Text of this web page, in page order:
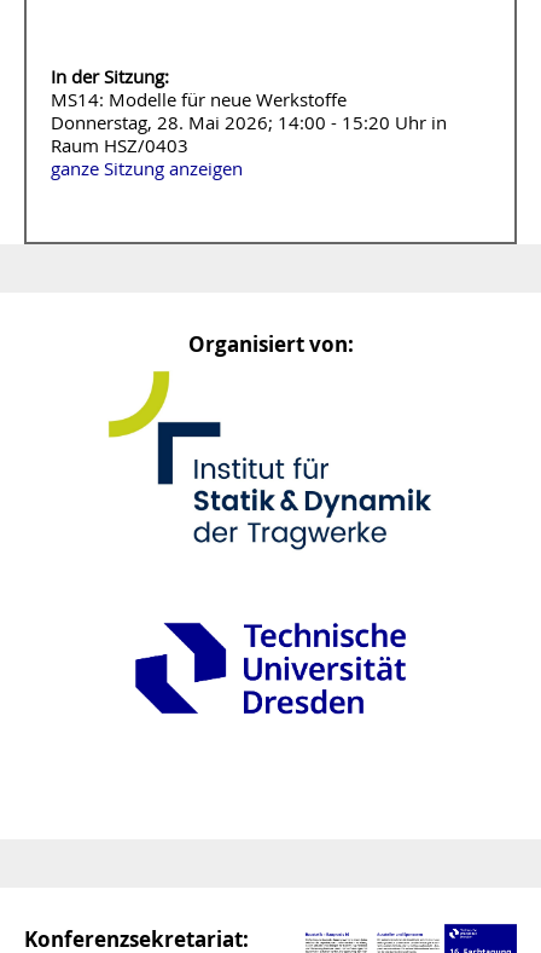
Organisiert von:
In der Sitzung:
MS14: Modelle für neue Werkstoffe
Donnerstag, 28. Mai 2026; 14:00 - 15:20 Uhr in
Raum HSZ/0403
ganze Sitzung anzeigen
Konferenzsekretariat: